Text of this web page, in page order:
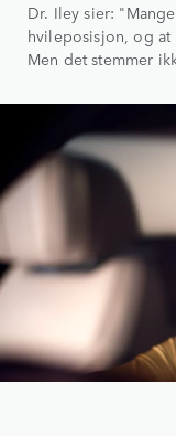
Dr. Iley sier:
hvileposisjon, og
Men det stemmer